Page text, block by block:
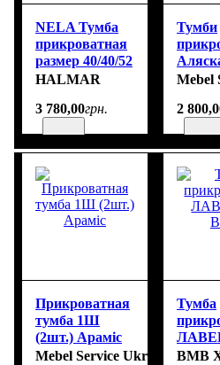
NELA Тумба
прикроватная
размер 40/40/52
cm
HALMAR
3 780,00грн.
Тумби
Mebel
2 800,
Прикроватная
тумба 1Ш
(2шт.) Араміс
Mebel Service Ukraine
Тумба
ВМВ
ВМВ